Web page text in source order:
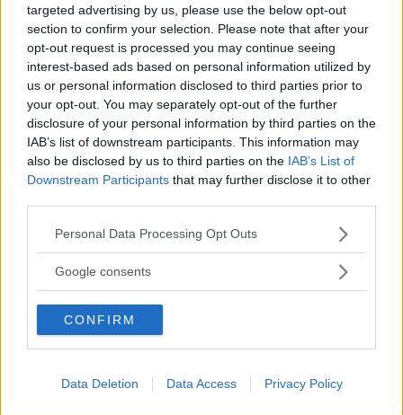
targeted advertising by us, please use the below opt-out
section to confirm your selection. Please note that after your
opt-out request is processed you may continue seeing
interest-based ads based on personal information utilized by
us or personal information disclosed to third parties prior to
your opt-out. You may separately opt-out of the further
disclosure of your personal information by third parties on the
IAB’s list of downstream participants. This information may
also be disclosed by us to third parties on the IAB’s List of
Downstream Participants that may further disclose it to other
Please note that this website/app uses one or more Google
not limited to your visit or usage behaviour. You may click to
use your data for below specified purposes in below Google
consent section.
Personal Data Processing Opt Outs
Google consents
CONFIRM
Data Deletion Data Access Privacy Policy
Lydia Cacho, come racconta un articolo del
Washington Post, in quell’occasione ha fatto la
conoscenza di May, una bambina di soli 9 anni
che la colse di sorpresa ripetendo una frase
sentita da alcuni uomini prima che gli attivisti la
traessero in salvo, liberandola da una vita di
prostituzione forzata:“Ecco, piccola… Buon
lavoro.”
Continua a leggere dopo la pubblicità
Così la coraggiosa giornalista messicana
mondiale della depravazione umana, per